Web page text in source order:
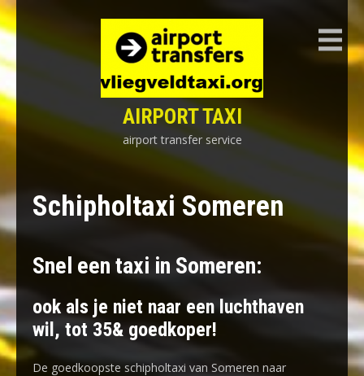
Skip
to
content
AIRPORT TAXI
airport transfer service
Schipholtaxi Someren
Snel een taxi in Someren:
ook als je niet naar een luchthaven
wil, tot 35& goedkoper!
De goedkoopste schipholtaxi van Someren naar